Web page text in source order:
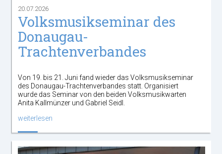
20.07.2026
Volksmusikseminar des
Donaugau-
Trachtenverbandes
Von 19. bis 21. Juni fand wieder das Volksmusikseminar
des Donaugau-Trachtenverbandes statt. Organisiert
wurde das Seminar von den beiden Volksmusikwarten
Anita Kallmünzer und Gabriel Seidl.
weiterlesen